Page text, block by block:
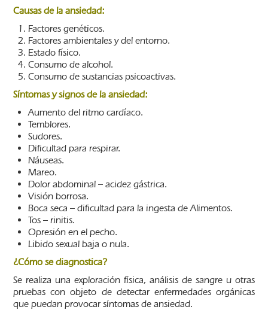
Causas de la ansiedad:
Factores genéticos.
Factores ambientales y del entorno.
Estado físico.
Consumo de alcohol.
Consumo de sustancias psicoactivas.
Síntomas y signos de la ansiedad:
Aumento del ritmo cardíaco.
Temblores.
Sudores.
Dificultad para respirar.
Náuseas.
Mareo.
Dolor abdominal – acidez gástrica.
Visión borrosa.
Boca seca – dificultad para la ingesta de Alimentos.
Tos – rinitis.
Opresión en el pecho.
Libido sexual baja o nula.
¿Cómo se diagnostica?
Se realiza una exploración física, análisis de sangre u otras
pruebas con objeto de detectar enfermedades orgánicas
que puedan provocar síntomas de ansiedad.